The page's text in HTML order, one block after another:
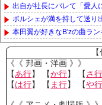
出自が社長にバレて「愛人
ポルシェが満を持して送り
本田翼が好きなB'zの曲ラ
Powered by livedoor 相互RSS
《《 邦画・洋画 》》
【あ行】 【か行】 【さ行
【は行】 【 ま行】 【や行